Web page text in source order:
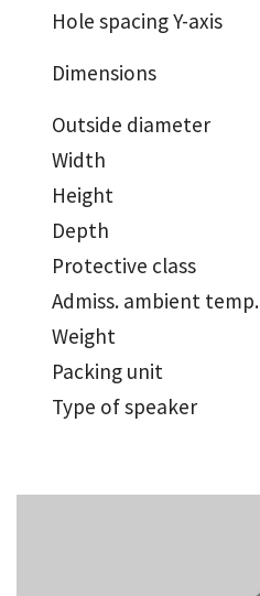
Hole spacing Y-axis
Dimensions
Outside diameter
Width
Height
Depth
Protective class
Admiss. ambient temp.
Weight
Packing unit
Type of speaker